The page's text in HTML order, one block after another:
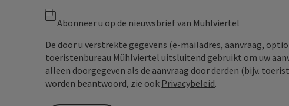
Abonneer u op de nieuwsbrief van Mühlviertel
De door u verstrekte gegevens (e-mailadres, aanvraag,
toeristenbureau Mühlviertel uitsluitend gebruikt om uw
alleen doorgegeven als de aanvraag door derden (bijv.
worden beantwoord, zie ook Privacybeleid.